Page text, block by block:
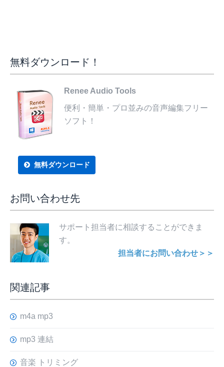
無料ダウンロード！
Renee Audio Tools
便利・簡単・プロ並みの音声編集フリー
ソフト！
無料ダウンロード
お問い合わせ先
サポート担当者に相談することができま
す。
担当者にお問い合わせ＞＞
関連記事
m4a mp3
mp3 連結
音楽 トリミング